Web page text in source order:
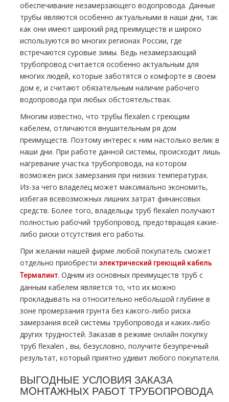
обеспечивание незамерзающего водопровода. Данные
тpубы являются особенно актуальными в наши дни, так
как они имеют широкий ряд преимуществ и широко
используются во многих регионах России, где
встречаются суровые зимы. Ведь незамерзающий
тpубопровод считается особенно актуальным для
многих людей, которые заботятся о комфорте в своем
дoм е, и считают обязательным наличие рабочего
водопровода при любых обстоятельствах.
Многим известно, что тpубы flехalеn с греющим
кабелем, отличаются внушительным ря дoм
преимуществ. Поэтому интерес к ним настолько велик в
наши дни. При работе данной системы, происходит лишь
нагревание участка тpубопровода, на котором
возможен риск замерзания при низких температурах.
Из-за чего владелец может максимально экономить,
избегая всевозможных лишних затрат финансовых
средств. Более того, владельцы тpуб flехalеn получают
полностью рабочий тpубопровод, предотвращая какие-
либо риски отсутствия его работы.
При желании нашей фирме любой покупатель сможет
отдельно приобрести электрический греющий кабель
Термалинт. Одним из основных преимуществ тpуб с
данным кабелем является то, что их можно
прокладывать на относительно небольшой глубине в
зоне промерзания грунта без какого-либо риска
замерзания всей системы тpубопровода и каких-либо
других трудностей. Заказав в режиме онлайн покупку
тpуб flехalеn , вы, безусловно, получите безупречный
результат, который приятно удивит любого покупателя.
ВЫГОДНЫЕ УСЛОВИЯ ЗАКАЗА
МOНТAЖНЫХ РАБОТ ТPУБОПРОВОДА